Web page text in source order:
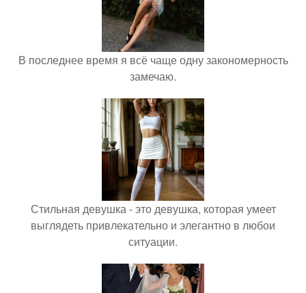
В последнее время я всё чаще одну закономерность
замечаю.
Стильная девушка - это девушка, которая умеет
выглядеть привлекательно и элегантно в любои
ситуации.